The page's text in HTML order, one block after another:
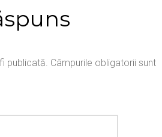
publicată. Câmpurile obligatorii sunt